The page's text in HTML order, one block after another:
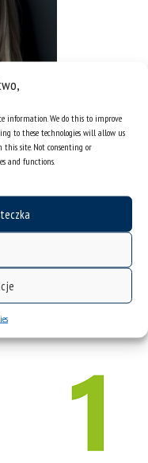
information. We do this to improve
to these technologies will allow us
this site. Not consenting or
and functions.
Opolskiej,
| fot. archiwum